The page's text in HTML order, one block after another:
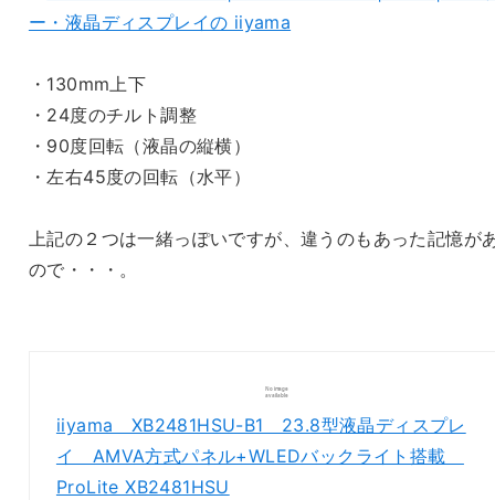
ー・液晶ディスプレイの iiyama
・130mm上下
・24度のチルト調整
・90度回転（液晶の縦横）
・左右45度の回転（水平）
上記の２つは一緒っぽいですが、違うのもあった記憶が
ので・・・。
iiyama XB2481HSU-B1 23.8型液晶ディスプレ
イ AMVA方式パネル+WLEDバックライト搭載
ProLite XB2481HSU